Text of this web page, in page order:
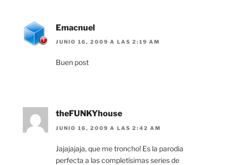
Emacnuel
JUNIO 16, 2009 A LAS 2:19 AM
Buen post
theFUNKYhouse
JUNIO 16, 2009 A LAS 2:42 AM
Jajajajaja, que me troncho! Es la parodia
perfecta a las completísimas series de